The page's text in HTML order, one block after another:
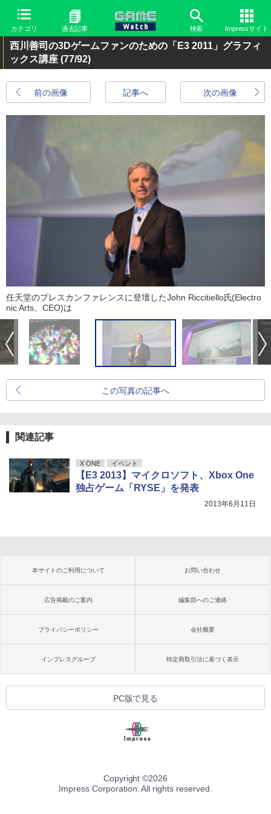
カテゴリ 過去記事 検索 Impressサイト
西川善司の3Dゲームファンのための「E3 2011」グラフィ
ックス講座 (77/92)
前の画像 次の画像
記事へ
任天堂のプレスカンファレンスに登壇したJohn Riccitiello氏(Electro
nic Arts、CEO)は
この写真の記事へ
関連記事
X ONE イベント
【E3 2013】マイクロソフト、Xbox One
独占ゲーム「RYSE」を発表
2013年6月11日
本サイトのご利用について お問い合わせ
広告掲載のご案内 編集部へのご連絡
プライバシーポリシー 会社概要
インプレスグループ 特定商取引法に基づく表示
PC版で見る
Copyright ©2026
Impress Corporation. All rights reserved.